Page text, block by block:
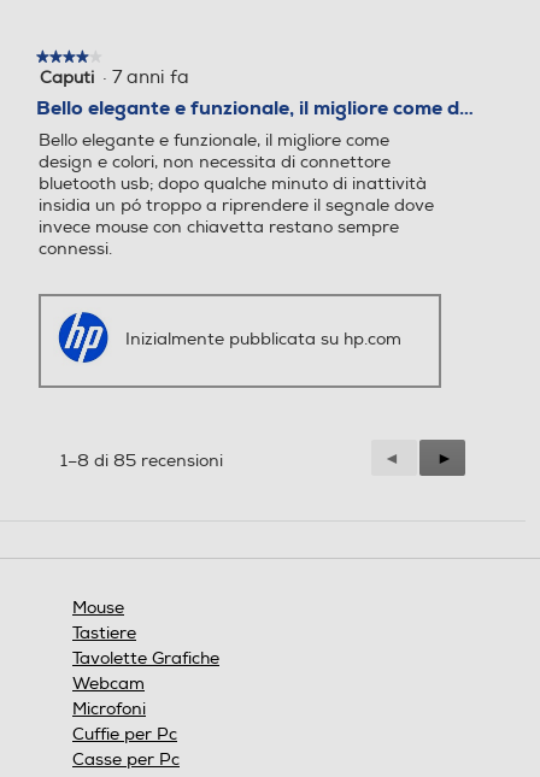
★★★★★
★★★★★
4
5
stelle.
Caputi · 7 anni fa
Bello elegante e funzionale, il migliore come d…
Bello elegante e funzionale, il migliore come
design e colori, non necessita di connettore
bluetooth usb; dopo qualche minuto di inattività
insidia un pó troppo a riprendere il segnale dove
invece mouse con chiavetta restano sempre
connessi.
Inizialmente pubblicata su hp.com
1–8 di 85 recensioni
Precedente
Reviews
◄
Successiva
Reviews
►
Mouse
Tastiere
Tavolette Grafiche
Webcam
Microfoni
Cuffie per Pc
Casse per Pc